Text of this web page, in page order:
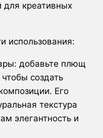
креативных
использования:
добавьте плющ
создать
Его
текстура
элегантность и